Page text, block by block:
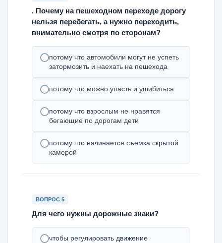
. Почему на пешеходном переходе дорогу
нельзя перебегать, а нужно переходить,
внимательно смотря по сторонам?
потому что автомобили могут не успеть
затормозить и наехать на пешехода
потому что можно упасть и ушибиться
потому что взрослым не нравятся
бегающие по дорогам дети
потому что начинается съемка скрытой
камерой
ВОПРОС 5
Для чего нужны дорожные знаки?
чтобы регулировать движение